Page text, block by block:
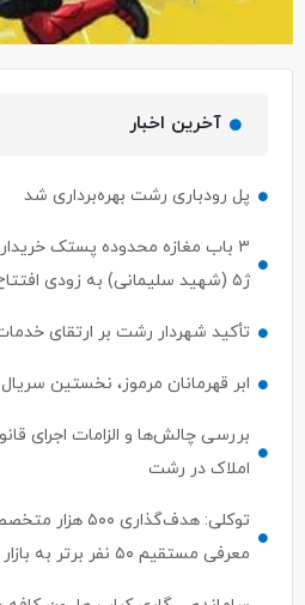
آخرین اخبار
۳ باب مغازه محدوده پستک
تأکید شهردار رشت بر ارتقای
ابر قهرمانان مرموز، نخستین سریال
بررسی چالش‌ها و الزامات اجرای
معرفی مستقیم ۵۰ نفر برتر به بازار کار
ساماندهی گاری کباب ها ،ون کافه
شهروندان ،کاهش ترافیک و حذف